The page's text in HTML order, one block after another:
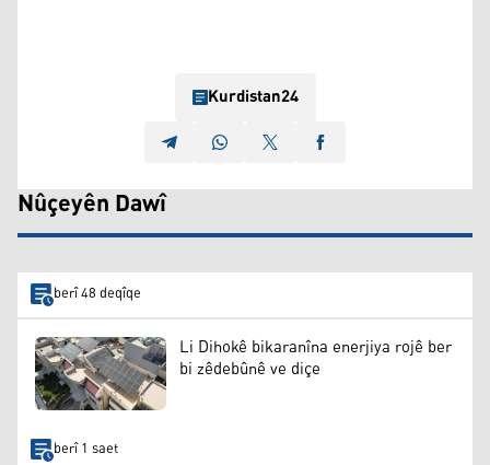
Kurdistan24
Nûçeyên Dawî
berî 48 deqîqe
Li Dihokê bikaranîna enerjiya rojê ber
bi zêdebûnê ve diçe
berî 1 saet